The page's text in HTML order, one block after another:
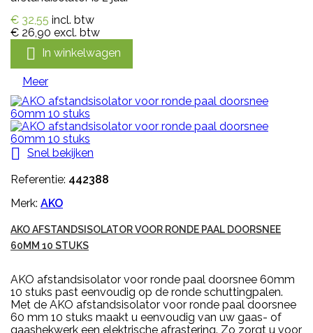
€ 32,55 incl. btw
€ 26,90 excl. btw
 In winkelwagen
Meer
 Snel bekijken
Referentie: 442388
Merk: AKO
AKO AFSTANDSISOLATOR VOOR RONDE PAAL DOORSNEE
60MM 10 STUKS
AKO afstandsisolator voor ronde paal doorsnee 60mm
10 stuks past eenvoudig op de ronde schuttingpalen.
Met de AKO afstandsisolator voor ronde paal doorsnee
60 mm 10 stuks maakt u eenvoudig van uw gaas- of
gaashekwerk een elektrische afrastering. Zo zorgt u voor